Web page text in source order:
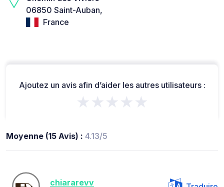
06850 Saint-Auban,
France
Ajoutez un avis afin d’aider les autres utilisateurs :
★★★★★
Moyenne (15 Avis) : 4.13/5
chiararevv